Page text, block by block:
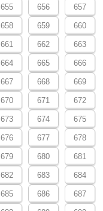
655 656 657
658 659 660
661 662 663
664 665 666
667 668 669
670 671 672
673 674 675
676 677 678
679 680 681
682 683 684
685 686 687